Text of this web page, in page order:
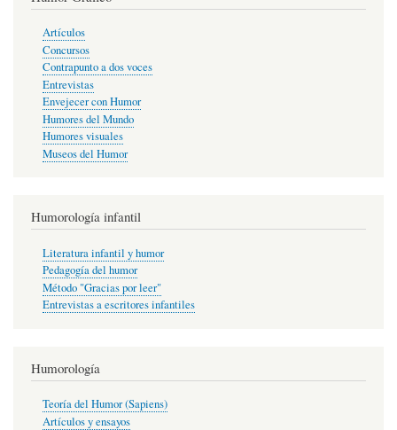
Artículos
Concursos
Contrapunto a dos voces
Entrevistas
Envejecer con Humor
Humores del Mundo
Humores visuales
Museos del Humor
Humorología infantil
Literatura infantil y humor
Pedagogía del humor
Método "Gracias por leer"
Entrevistas a escritores infantiles
Humorología
Teoría del Humor (Sapiens)
Artículos y ensayos